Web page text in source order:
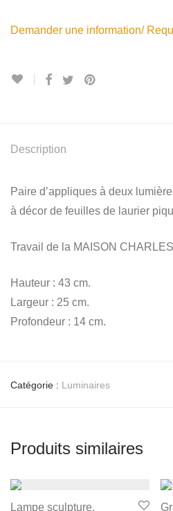
Demander une information/
Description
Paire d’appliques à deux
à décor de feuilles de laurier
Travail de la MAISON
Hauteur : 43 cm.
Largeur : 25 cm.
Profondeur : 14 cm.
Catégorie : Luminaires
Produits similaires
Lampe sculpture.